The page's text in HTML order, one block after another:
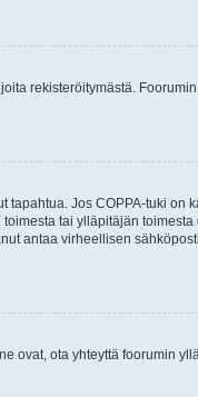
rekisteröitymästä.
Jos COPPA-tuki
tai ylläpitäjän
antaa virheellisen
ovat, ota yhteyttä foorumin